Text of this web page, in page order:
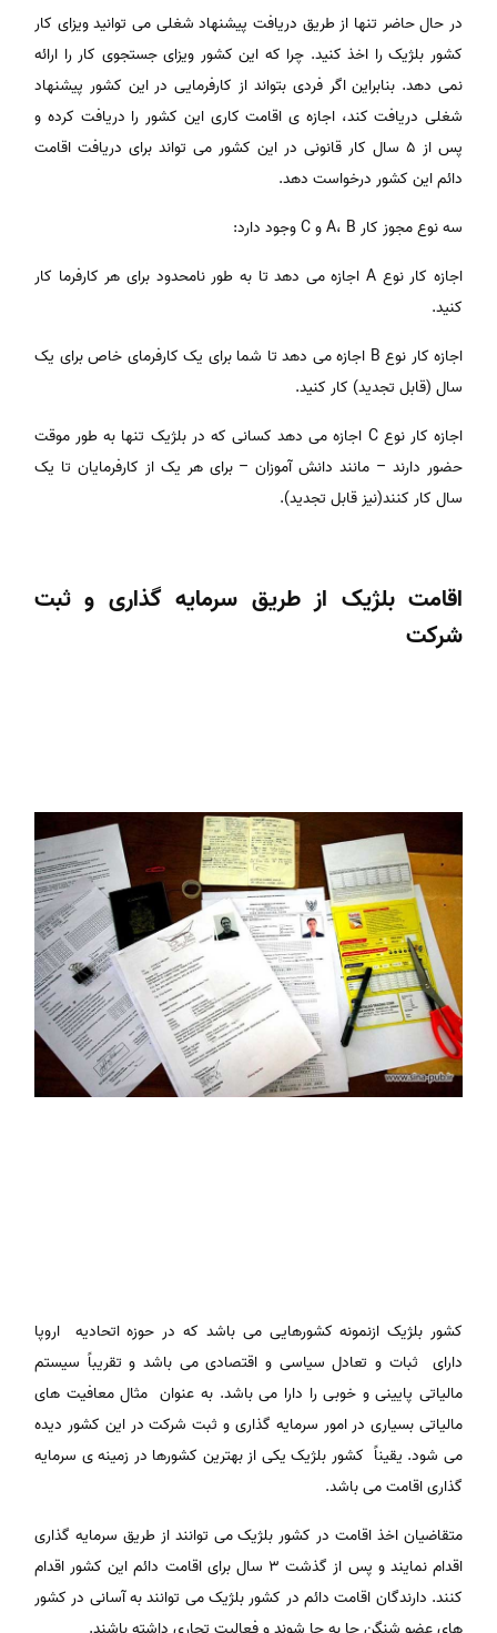
در حال حاضر تنها از طریق دریافت پیشنهاد شغلی می توانید ویزای کار
کشور بلژیک را اخذ کنید. چرا که این کشور ویزای جستجوی کار را ارائه
نمی دهد. بنابراین اگر فردی بتواند از کارفرمایی در این کشور پیشنهاد
شغلی دریافت کند، اجازه ی اقامت کاری این کشور را دریافت کرده و
پس از ۵ سال کار قانونی در این کشور می تواند برای دریافت اقامت
دائم این کشور درخواست دهد.
سه نوع مجوز کار A، B و C وجود دارد:
اجازه کار نوع A اجازه می دهد تا به طور نامحدود برای هر کارفرما کار
کنید.
اجازه کار نوع B اجازه می دهد تا شما برای یک کارفرمای خاص برای یک
سال (قابل تجدید) کار کنید.
اجازه کار نوع C اجازه می دهد کسانی که در بلژیک تنها به طور موقت
حضور دارند – مانند دانش آموزان – برای هر یک از کارفرمایان تا یک
سال کار کنند(نیز قابل تجدید).
اقامت بلژیک از طریق سرمایه گذاری و ثبت
شرکت
کشور بلژیک ازنمونه کشورهایی می باشد که در حوزه اتحادیه اروپا
دارای ثبات و تعادل سیاسی و اقتصادی می باشد و تقریباً سیستم
مالیاتی پایینی و خوبی را دارا می باشد. به عنوان مثال معافیت های
مالیاتی بسیاری در امور سرمایه گذاری و ثبت شرکت در این کشور دیده
می شود. یقیناً کشور بلژیک یکی از بهترین کشورها در زمینه ی سرمایه
گذاری اقامت می باشد.
متقاضیان اخذ اقامت در کشور بلژیک می توانند از طریق سرمایه گذاری
اقدام نمایند و پس از گذشت ۳ سال برای اقامت دائم این کشور اقدام
کنند. دارندگان اقامت دائم در کشور بلژیک می توانند به آسانی در کشور